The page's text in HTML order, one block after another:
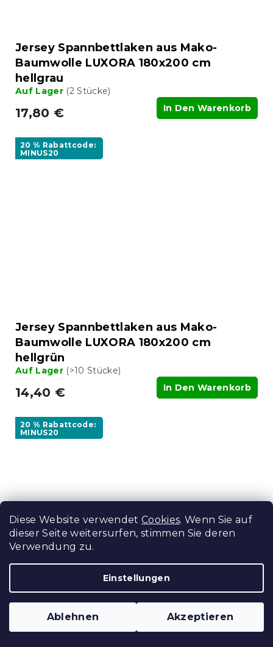
Diese Website verwendet Cookies. Wenn Sie auf
dieser Seite weitersurfen, stimmen Sie deren
Verwendung zu.
Einstellungen
Ablehnen Akzeptieren
Jersey Spannbettlaken aus Mako-
Baumwolle LUXORA 180x200 cm
hellgrau
Auf Lager (2 Stücke)
17,80 € In Den Warenkorb
20 % Rabattcode:
MINUS20
Jersey Spannbettlaken aus Mako-
Baumwolle LUXORA 180x200 cm
hellgrün
Auf Lager (>10 Stücke)
14,40 € In Den Warenkorb
20 % Rabattcode:
MINUS20
Jersey Spannbettlaken aus Mako-
Baumwolle LUXORA 180x200 cm lila
Auf Lager(4 Stücke)